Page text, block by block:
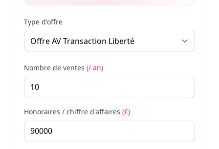
Type d'offre
Nombre de ventes (/ an)
Honoraires / chiffre d'affaires (€)